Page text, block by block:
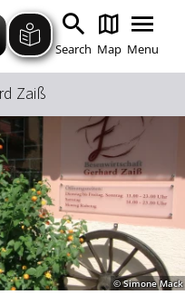
Hauptinhalt springen
Suche springen
Hauptnavigation
Footer springen
Search Map Menu
Zaiß
© Simone Mack